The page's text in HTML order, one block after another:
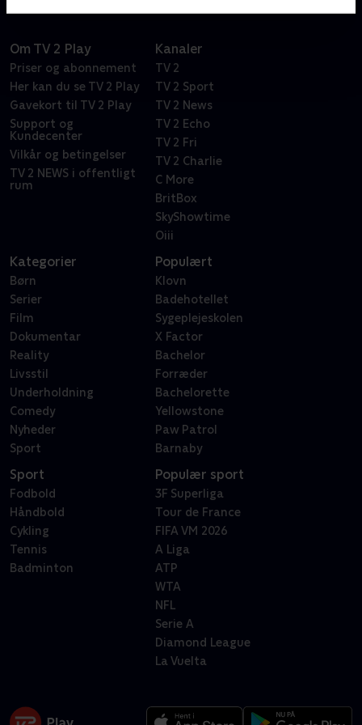
Om TV 2 Play
Priser og abonnement
Her kan du se TV 2 Play
Gavekort til TV 2 Play
Support og
Kundecenter
Vilkår og betingelser
TV 2 NEWS i offentligt
rum
Kanaler
TV 2
TV 2 Sport
TV 2 News
TV 2 Echo
TV 2 Fri
TV 2 Charlie
C More
BritBox
SkyShowtime
Oiii
Kategorier
Børn
Serier
Film
Dokumentar
Reality
Livsstil
Underholdning
Comedy
Nyheder
Sport
Populært
Klovn
Badehotellet
Sygeplejeskolen
X Factor
Bachelor
Forræder
Bachelorette
Yellowstone
Paw Patrol
Barnaby
Sport
Fodbold
Håndbold
Cykling
Tennis
Badminton
Populær sport
3F Superliga
Tour de France
FIFA VM 2026
A Liga
ATP
WTA
NFL
Serie A
Diamond League
La Vuelta